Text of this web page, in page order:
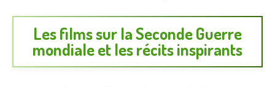
Les films sur la Seconde Guerre
mondiale et les récits inspirants